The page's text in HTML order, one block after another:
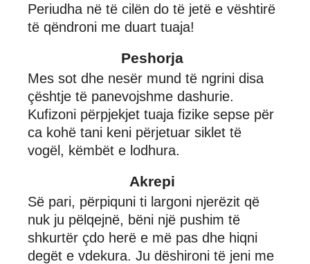
Periudha në të cilën do të jetë e vështirë
të qëndroni me duart tuaja!
Peshorja
Mes sot dhe nesër mund të ngrini disa
çështje të panevojshme dashurie.
Kufizoni përpjekjet tuaja fizike sepse për
ca kohë tani keni përjetuar siklet të
vogël, këmbët e lodhura.
Akrepi
Së pari, përpiquni ti largoni njerëzit që
nuk ju pëlqejnë, bëni një pushim të
shkurtër çdo herë e më pas dhe hiqni
degët e vdekura. Ju dëshironi të jeni me